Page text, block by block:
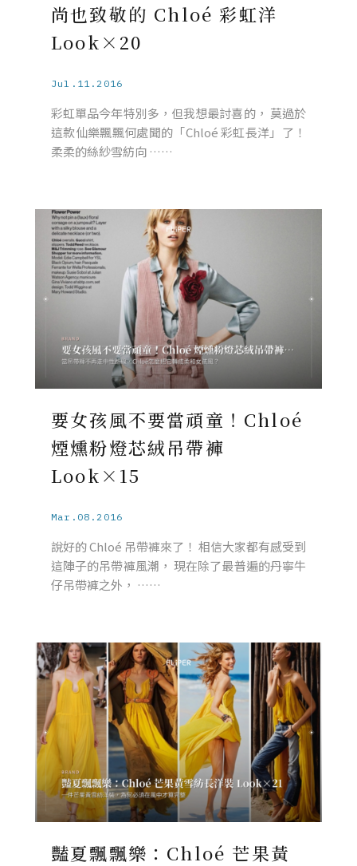
尚也致敬的 Chloé 彩虹洋
Look×20
Jul.11.2016
彩虹單品今年特別多，但我想最討喜的， 莫過於
這款仙樂飄飄何處聞的「Chloé 彩虹長洋」了！
柔柔的絲紗雪紡向 ……
要女孩風不要當頑童！Chloé
煙燻粉燈芯絨吊帶褲
Look×15
Mar.08.2016
說好的 Chloé 吊帶褲來了！ 相信大家都有感受到
這陣子的吊帶褲風潮， 現在除了最普遍的丹寧牛
仔吊帶褲之外， ……
豔夏飄飄樂：Chloé 芒果黃